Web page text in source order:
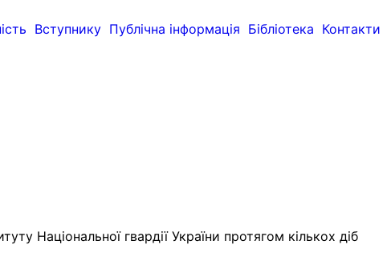
Вступнику Публічна інформація Бібліотека Контакти
Національної гвардії України протягом кількох діб